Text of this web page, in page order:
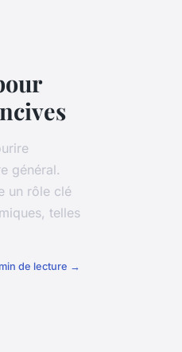
général.
un rôle clé
telles
de lecture →